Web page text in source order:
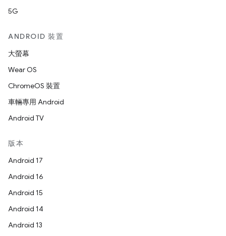
5G
ANDROID 裝置
大螢幕
Wear OS
ChromeOS 裝置
車輛專用 Android
Android TV
版本
Android 17
Android 16
Android 15
Android 14
Android 13